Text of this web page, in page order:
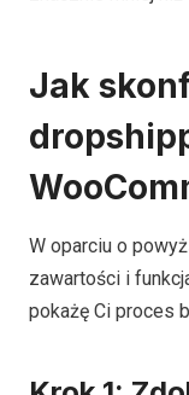
Jak
W oparciu o
zawartości i
pokażę Ci proces